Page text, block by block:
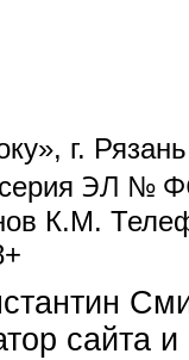
г.
ЭЛ №
К.М.
mail)
сайта